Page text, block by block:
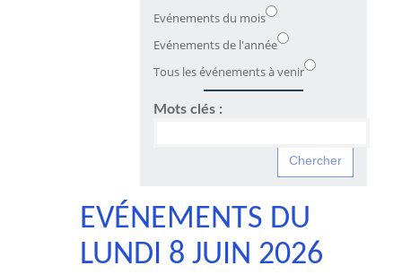
Evénements du mois
Evénements de l'année
Tous les événements à venir
Mots clés :
EVÉNEMENTS DU
LUNDI 8 JUIN 2026